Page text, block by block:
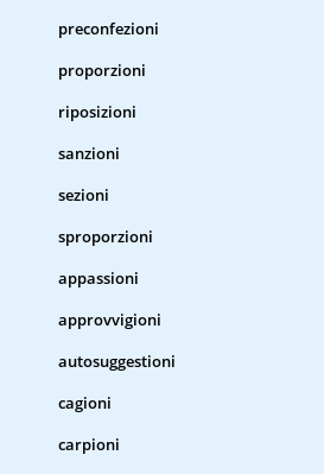
preconfezioni
proporzioni
riposizioni
sanzioni
sezioni
sproporzioni
appassioni
approvvigioni
autosuggestioni
cagioni
carpioni